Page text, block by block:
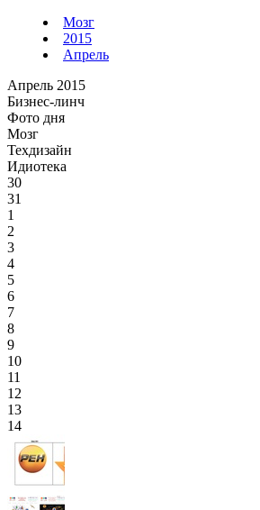
Мозг
2015
Апрель
Апрель 2015
Бизнес-линч
Фото дня
Мозг
Техдизайн
Идиотека
30
31
1
2
3
4
5
6
7
8
9
10
11
12
13
14